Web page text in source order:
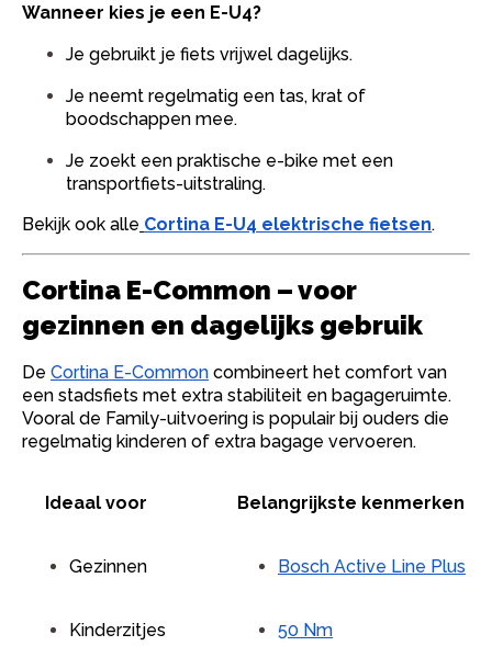
Wanneer kies je een E-U4?
Je gebruikt je fiets vrijwel dagelijks.
Je neemt regelmatig een tas, krat of
boodschappen mee.
Je zoekt een praktische e-bike met een
transportfiets-uitstraling.
Bekijk ook alle Cortina E-U4 elektrische fietsen.
Cortina E-Common – voor
gezinnen en dagelijks gebruik
De Cortina E-Common combineert het comfort van
een stadsfiets met extra stabiliteit en bagageruimte.
Vooral de Family-uitvoering is populair bij ouders die
regelmatig kinderen of extra bagage vervoeren.
Ideaal voor Belangrijkste kenmerken
Gezinnen Bosch Active Line Plus
Kinderzitjes 50 Nm